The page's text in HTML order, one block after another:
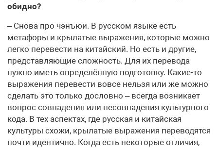
обидно?
– Снова про чэнъюи. В русском языке есть
метафоры и крылатые выражения, которые можно
легко перевести на китайский. Но есть и другие,
представляющие сложность. Для их перевода
нужно иметь определённую подготовку. Какие-то
выражения перевести вовсе нельзя или же можно
сделать это только дословно – всегда возникает
вопрос совпадения или несовпадения культурного
кода. В тех аспектах, где русская и китайская
культуры схожи, крылатые выражения переводятся
почти идентично. Когда есть некоторые отличия,